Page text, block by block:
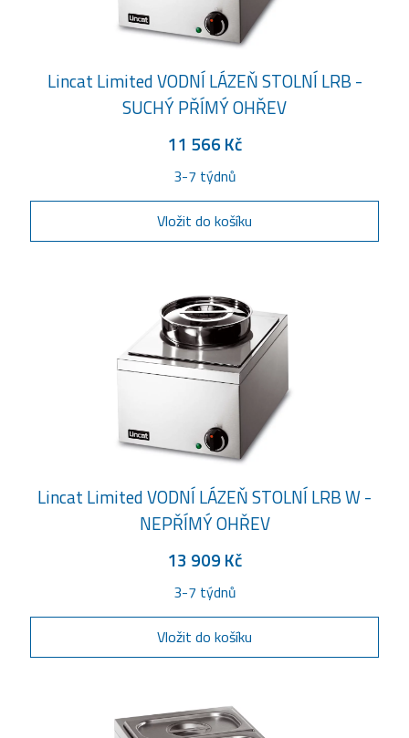
Lincat Limited VODNÍ LÁZEŇ STOLNÍ LRB -
SUCHÝ PŘÍMÝ OHŘEV
11 566 Kč
3-7 týdnů
Vložit do košíku
Lincat Limited VODNÍ LÁZEŇ STOLNÍ LRB W -
NEPŘÍMÝ OHŘEV
13 909 Kč
3-7 týdnů
Vložit do košíku